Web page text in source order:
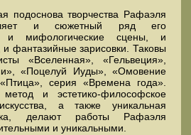
подоснова творчества Рафаэля
и сюжетный ряд его
и мифологические сцены, и
фантазийные зарисовки. Таковы
«Вселенная», «Гельвеция»,
«Поцелуй Иуды», «Омовение
серия «Времена года».
и эстетико-философское
а также уникальная
делают работы Рафаэля
и уникальными.